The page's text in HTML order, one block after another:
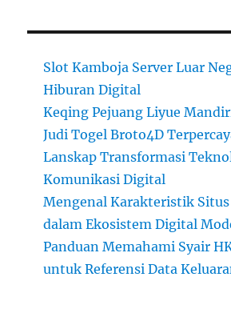
Slot Kamboja Server Luar
Hiburan Digital
Keqing Pejuang Liyue
Judi Togel Broto4D
Lanskap Transformasi
Komunikasi Digital
Mengenal Karakteristik Situs
dalam Ekosistem Digital
Panduan Memahami Syair
untuk Referensi Data